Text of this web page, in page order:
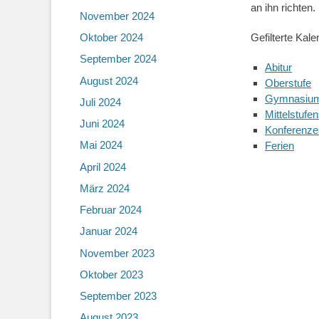
an ihn richten.
Gefilterte
Abitur
Oberstufe
Ferien
November 2024
Oktober 2024
September 2024
August 2024
Juli 2024
Juni 2024
Mai 2024
April 2024
März 2024
Februar 2024
Januar 2024
November 2023
Oktober 2023
September 2023